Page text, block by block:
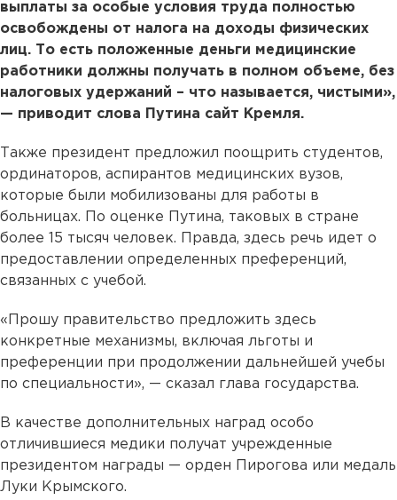
выплаты за особые условия труда полностью
освобождены от налога на доходы физических
лиц. То есть положенные деньги медицинские
работники должны получать в полном объеме, без
налоговых удержаний – что называется, чистыми»,
— приводит слова Путина сайт Кремля.
Также президент предложил поощрить студентов,
ординаторов, аспирантов медицинских вузов,
которые были мобилизованы для работы в
больницах. По оценке Путина, таковых в стране
более 15 тысяч человек. Правда, здесь речь идет о
предоставлении определенных преференций,
связанных с учебой.
«Прошу правительство предложить здесь
конкретные механизмы, включая льготы и
преференции при продолжении дальнейшей учебы
по специальности», — сказал глава государства.
В качестве дополнительных наград особо
отличившиеся медики получат учрежденные
президентом награды — орден Пирогова или медаль
Луки Крымского.